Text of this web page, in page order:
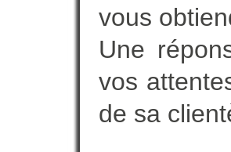
vous
Une
vos
de sa